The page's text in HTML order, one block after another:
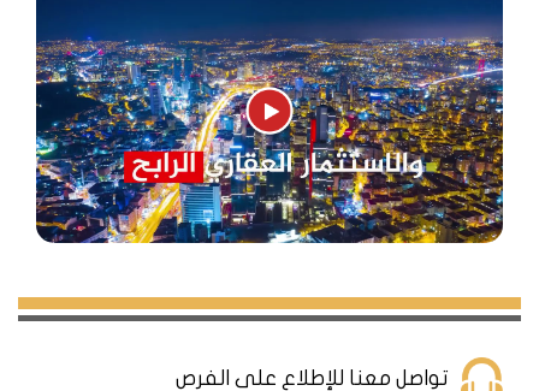
تواصل معنا للإطلاع على الفرص